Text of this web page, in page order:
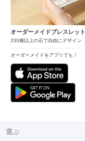
オーダーメイドブレスレット
230種以上の石で自由にデザイン
オーダーメイドをアプリでも！
選ぶ